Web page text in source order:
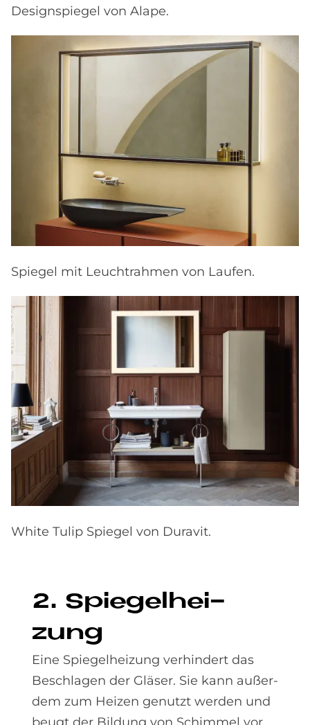
Designspiegel von Alape.
Spiegel mit Leuchtrahmen von Laufen.
White Tulip Spiegel von Duravit.
2. Spie­gel­hei­
zung
Eine Spiegelheizung verhindert das
Beschlagen der Gläser. Sie kann außer­
dem zum Heizen genutzt werden und